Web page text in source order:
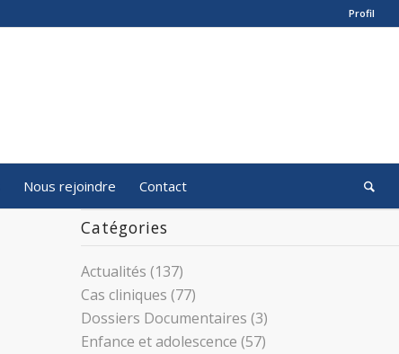
Profil
Nous rejoindre Contact
Catégories
Actualités (137)
Cas cliniques (77)
Dossiers Documentaires (3)
Enfance et adolescence (57)